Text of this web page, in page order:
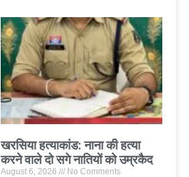
खरसिया हत्याकांड: नाना की हत्या
करने वाले दो सगे नातियों को उम्रकैद
August 6, 2026 No Comments